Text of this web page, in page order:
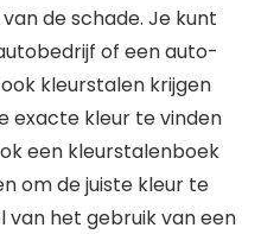
de schade. Je kunt
of een auto-
kleurstalen krijgen
exacte kleur te vinden
een kleurstalenboek
om de juiste kleur te
van het gebruik van een